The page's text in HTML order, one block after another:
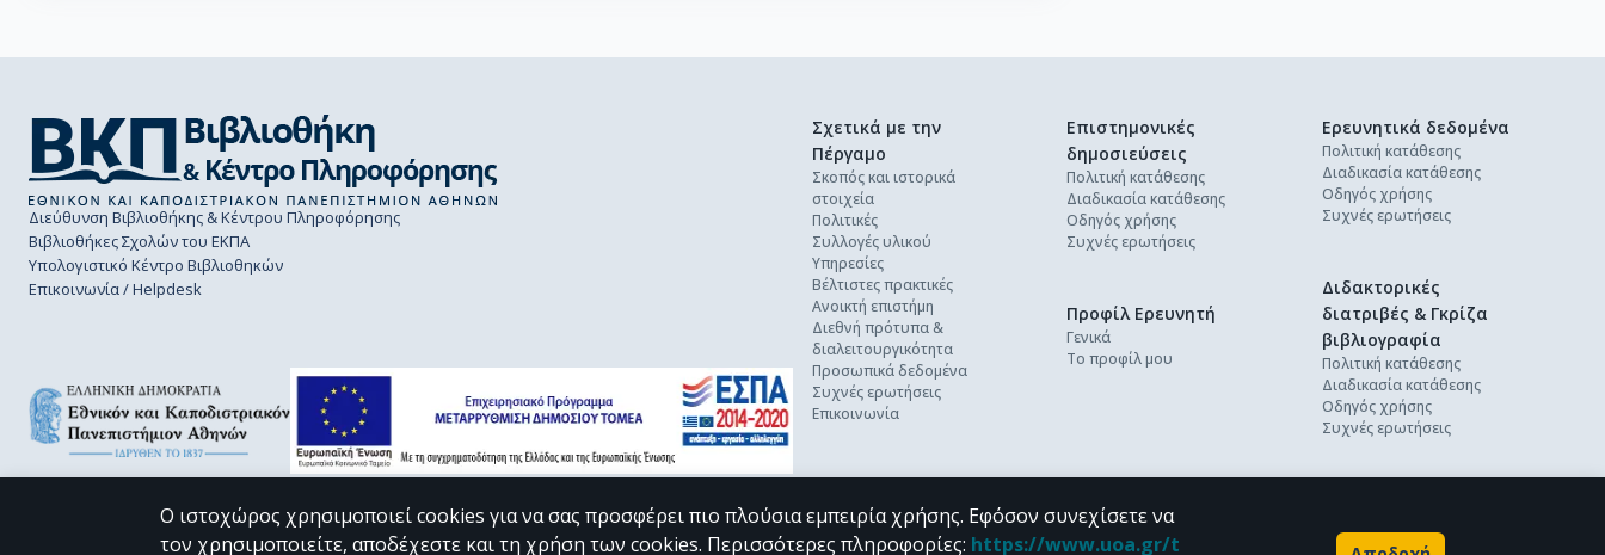
Διεύθυνση Βιβλιοθήκης & Κέντρου Πληροφόρησης
Βιβλιοθήκες Σχολών του ΕΚΠΑ
Υπολογιστικό Κέντρο Βιβλιοθηκών
Επικοινωνία / Helpdesk
Σχετικά με την
Πέργαμο
Σκοπός και ιστορικά
στοιχεία
Πολιτικές
Συλλογές υλικού
Υπηρεσίες
Βέλτιστες πρακτικές
Ανοικτή επιστήμη
Διεθνή πρότυπα &
διαλειτουργικότητα
Προσωπικά δεδομένα
Συχνές ερωτήσεις
Επικοινωνία
Επιστημονικές
δημοσιεύσεις
Πολιτική κατάθεσης
Διαδικασία κατάθεσης
Οδηγός χρήσης
Συχνές ερωτήσεις
Ερευνητικά δεδομένα
Πολιτική κατάθεσης
Διαδικασία κατάθεσης
Οδηγός χρήσης
Συχνές ερωτήσεις
Διδακτορικές
διατριβές & Γκρίζα
βιβλιογραφία
Πολιτική κατάθεσης
Διαδικασία κατάθεσης
Οδηγός χρήσης
Συχνές ερωτήσεις
Προφίλ Ερευνητή
Γενικά
Το προφίλ μου
Ο ιστοχώρος χρησιμοποιεί cookies για να σας προσφέρει πιο πλούσια εμπειρία χρήσης. Εφόσον συνεχίσετε να
τον χρησιμοποιείτε, αποδέχεστε και τη χρήση των cookies. Περισσότερες πληροφορίες: https://www.uoa.gr/t